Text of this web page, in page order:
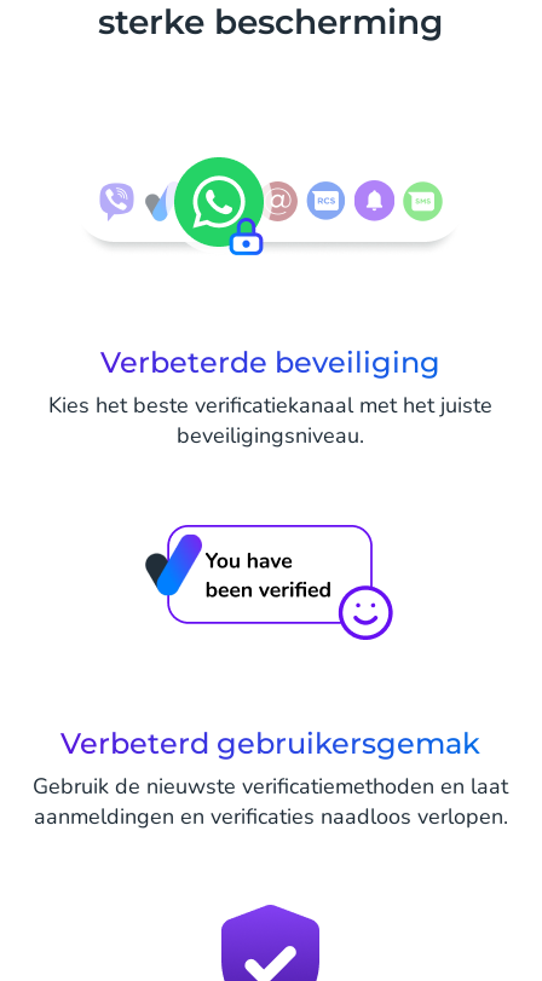
sterke bescherming
Verbeterde beveiliging
Kies het beste verificatiekanaal met het juiste
beveiligingsniveau.
Verbeterd gebruikersgemak
Gebruik de nieuwste verificatiemethoden en laat
aanmeldingen en verificaties naadloos verlopen.